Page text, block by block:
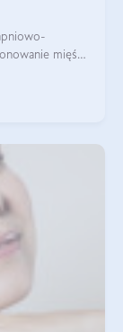
mięśni